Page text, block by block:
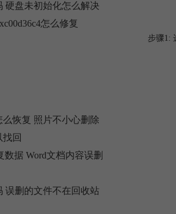
硬盘未初始化怎么解决
怎么修复
恢复 照片不小心删除
回
据 Word文档内容误删
误删的文件不在回收站
步骤1: